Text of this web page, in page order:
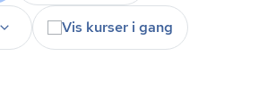
Vis kurser i gang